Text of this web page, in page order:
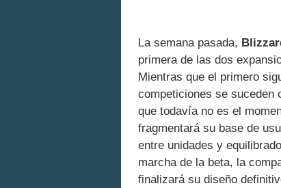
La semana pasada,
primera de las dos
Mientras que el primero
competiciones se suceden
que todavía no es el
fragmentará su base de
entre unidades y
marcha de la beta, la
finalizará su diseño